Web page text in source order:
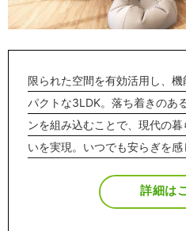
限られた空間を有効活用し、
パクトな3LDK。落ち着きのあ
ンを組み込むことで、現代の
いを実現。いつでも安らぎを感
詳細は